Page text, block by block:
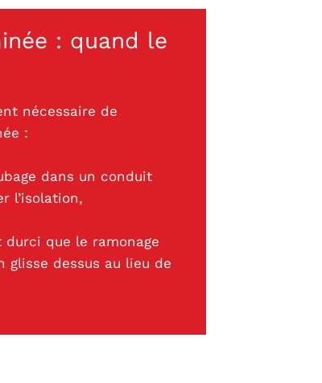
: quand le
nécessaire de
:
dans un conduit
l’isolation,
que le ramonage
glisse dessus au lieu de